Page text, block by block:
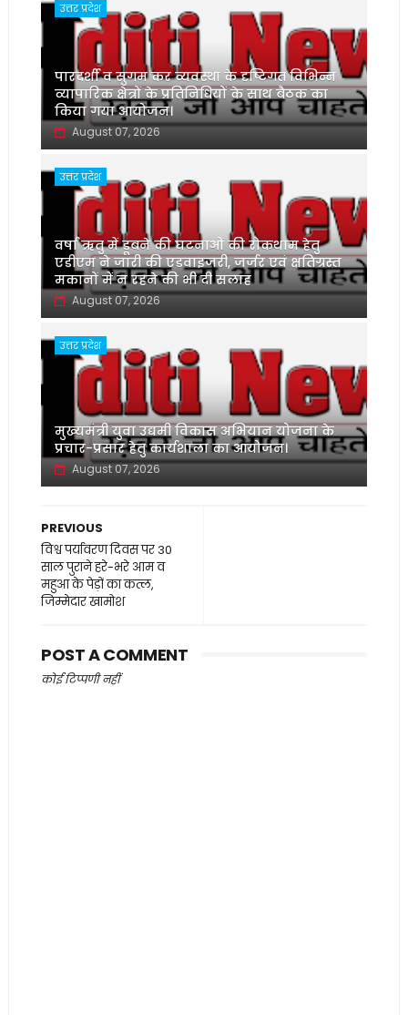
उत्तर प्रदेश
पारदर्शी व सुगम कर व्यवस्था के दृष्टिगत विभिन्न
व्यापारिक क्षेत्रों के प्रतिनिधियों के साथ बैठक का
किया गया आयोजन।
August 07, 2026
उत्तर प्रदेश
वर्षा ऋतु में डूबने की घटनाओं की रोकथाम हेतु
एडीएम ने जारी की एडवाइजरी, जर्जर एवं क्षतिग्रस्त
मकानों में न रहने की भी दी सलाह
August 07, 2026
उत्तर प्रदेश
मुख्यमंत्री युवा उद्यमी विकास अभियान योजना के
प्रचार-प्रसार हेतु कार्यशाला का आयोजन।
August 07, 2026
PREVIOUS
विश्व पर्यावरण दिवस पर 30
साल पुराने हरे-भरे आम व
महुआ के पेड़ों का कत्ल,
जिम्मेदार खामोश
POST A COMMENT
कोई टिप्पणी नहीं